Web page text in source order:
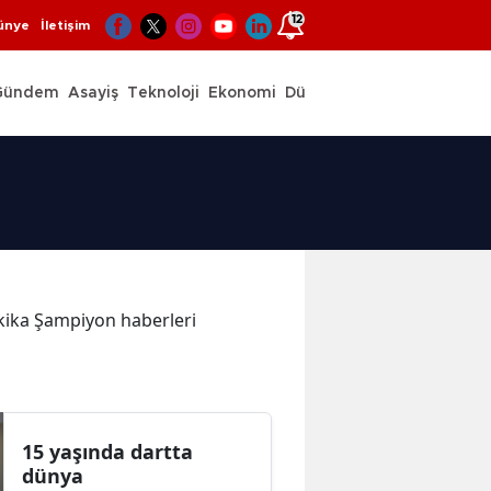
İletişim 12
Asayiş Teknoloji Ekonomi Dünya
Şampiyon haberleri
15 yaşında dartta
dünya